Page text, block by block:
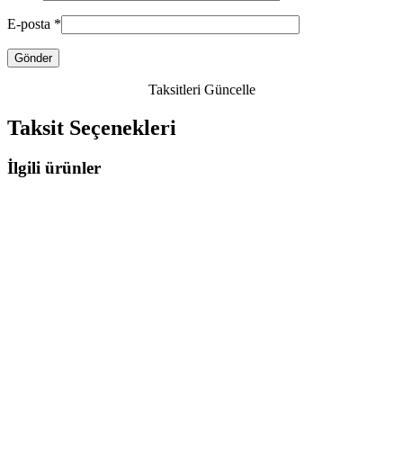
E-posta *
Taksitleri Güncelle
Taksit Seçenekleri
İlgili ürünler